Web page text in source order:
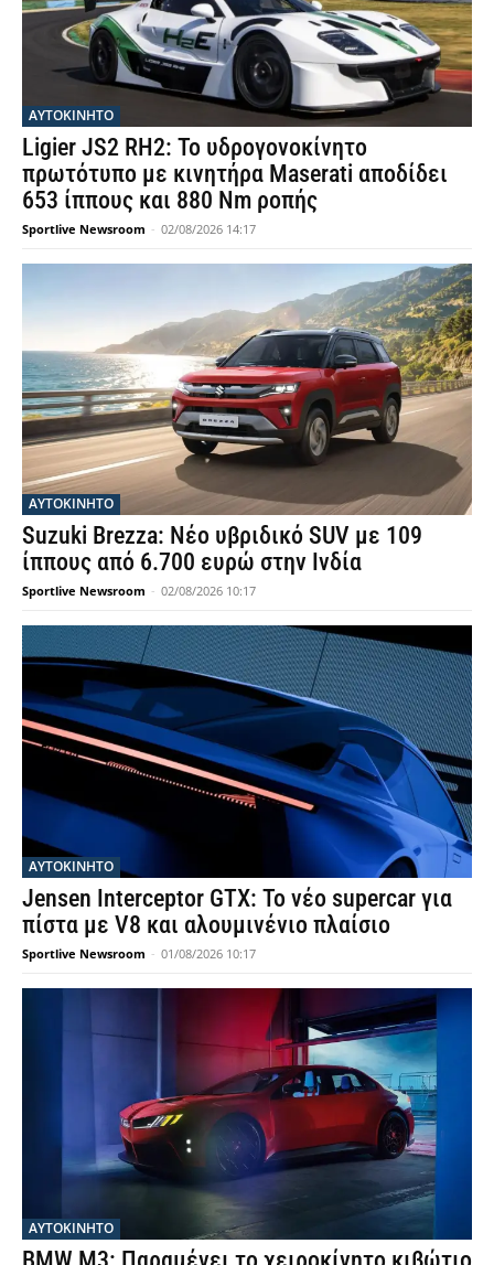
ΑΥΤΟΚΙΝΗΤΟ
Ligier JS2 RH2: Το υδρογονοκίνητο
πρωτότυπο με κινητήρα Maserati αποδίδει
653 ίππους και 880 Nm ροπής
Sportlive Newsroom - 02/08/2026 14:17
ΑΥΤΟΚΙΝΗΤΟ
Suzuki Brezza: Νέο υβριδικό SUV με 109
ίππους από 6.700 ευρώ στην Ινδία
Sportlive Newsroom - 02/08/2026 10:17
ΑΥΤΟΚΙΝΗΤΟ
Jensen Interceptor GTX: Το νέο supercar για
πίστα με V8 και αλουμινένιο πλαίσιο
Sportlive Newsroom - 01/08/2026 10:17
ΑΥΤΟΚΙΝΗΤΟ